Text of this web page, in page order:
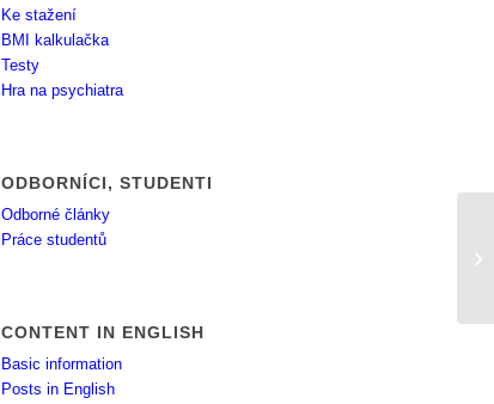
Ke stažení
BMI kalkulačka
Testy
Hra na psychiatra
ODBORNÍCI, STUDENTI
Odborné články
Práce studentů
CONTENT IN ENGLISH
Basic information
Posts in English